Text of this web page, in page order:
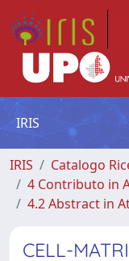
IRIS
IRIS
Catalogo
4 Contributo in
4.2 Abstract in
CELL-